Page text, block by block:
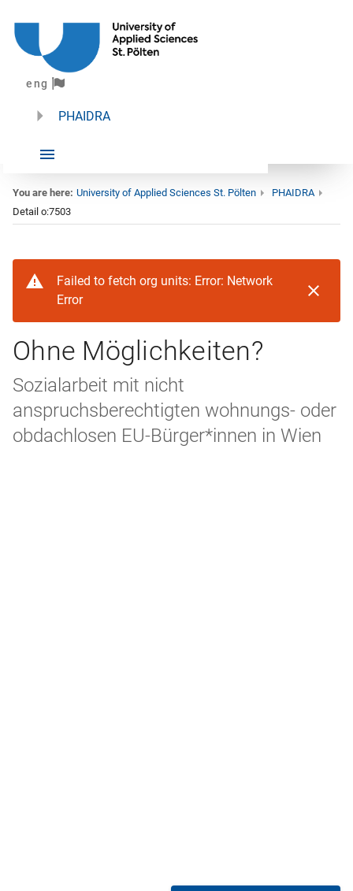
eng
PHAIDRA
You are here: University of Applied Sciences St. Pölten
PHAIDRA
Detail o:7503
Failed to fetch org units: Error: Network
Error
Ohne Möglichkeiten?
Sozialarbeit mit nicht
anspruchsberechtigten wohnungs- oder
obdachlosen EU-Bürger*innen in Wien